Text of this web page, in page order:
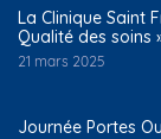
La Clinique Saint
Qualité des soins
21 mars 2025
Journée Portes